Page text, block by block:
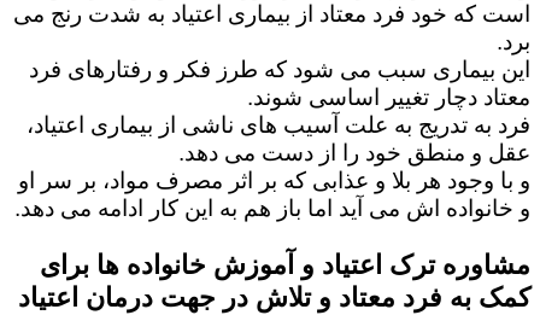
است که خود فرد معتاد از بیماری اعتیاد به شدت رنج می
برد.
این بیماری سبب می شود که طرز فکر و رفتارهای فرد
معتاد دچار تغییر اساسی شوند.
فرد به تدریج به علت آسیب های ناشی از بیماری اعتیاد،
عقل و منطق خود را از دست می دهد.
و با وجود هر بلا و عذابی که بر اثر مصرف مواد، بر سر او
و خانواده اش می آید اما باز هم به این کار ادامه می دهد.
مشاوره ترک اعتیاد و آموزش خانواده ها برای
کمک به فرد معتاد و تلاش در جهت درمان اعتیاد